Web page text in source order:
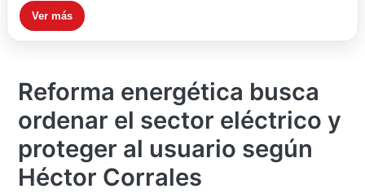
Ver más
Reforma energética busca
ordenar el sector eléctrico y
proteger al usuario según
Héctor Corrales